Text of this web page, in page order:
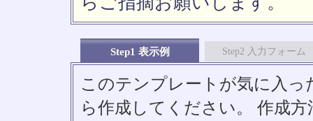
Step1 表示例 Step2 入力フォーム
このテンプレートが気に入っ
ら作成してください。 作成